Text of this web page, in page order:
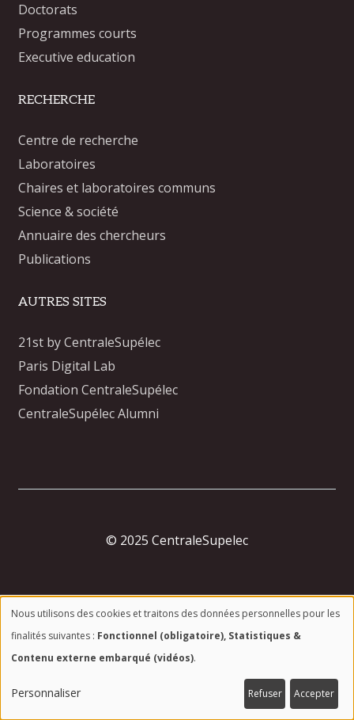
Doctorats
Programmes courts
Executive education
RECHERCHE
Centre de recherche
Laboratoires
Chaires et laboratoires communs
Science & société
Annuaire des chercheurs
Publications
AUTRES SITES
21st by CentraleSupélec
Paris Digital Lab
Fondation CentraleSupélec
CentraleSupélec Alumni
© 2025 CentraleSupelec
Contact
Vos données
Utilisation
des
données
Nous utilisons des cookies et traitons des données personnelles pour les
finalités suivantes : Fonctionnel (obligatoire), Statistiques &
Contenu externe embarqué (vidéos).
Personnaliser Refuser Accepter